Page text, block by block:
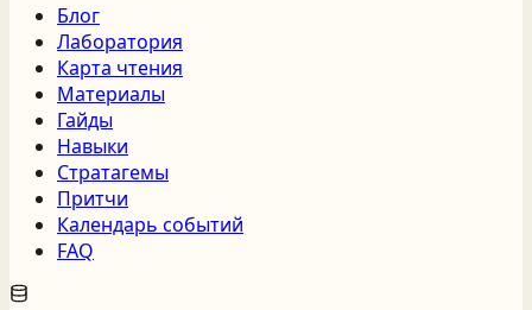
Блог
Лаборатория
Карта чтения
Материалы
Гайды
Навыки
Стратагемы
Притчи
Календарь событий
FAQ